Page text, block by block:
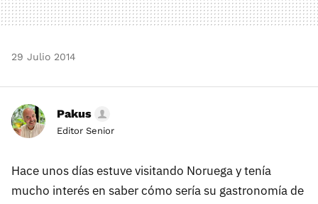
29 Julio 2014
Pakus
Editor Senior
Hace unos días estuve visitando Noruega y tenía
mucho interés en saber cómo sería su gastronomía de